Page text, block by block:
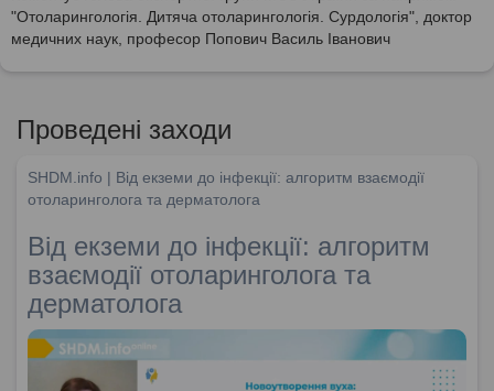
"Отоларингологія. Дитяча отоларингологія. Сурдологія", доктор
медичних наук, професор Попович Василь Іванович
Проведені заходи
SHDM.info | Від екземи до інфекції: алгоритм взаємодії
отоларинголога та дерматолога
Від екземи до інфекції: алгоритм
взаємодії отоларинголога та
дерматолога